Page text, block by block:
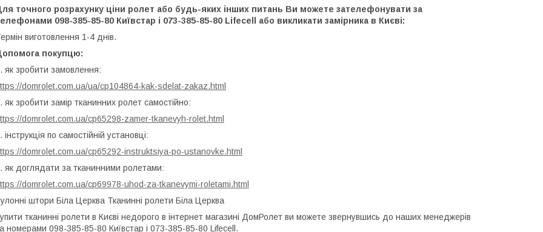
точного розрахунку ціни ролет або будь-яких інших питань Ви можете зателефонувати за
098-385-85-80 Київстар і 073-385-85-80 Lifecell або викликати замірника в Києві:
виготовлення 1-4 днів.
покупцю:
як зробити замовлення:
domrolet.com.ua/ua/cp104864-kak-sdelat-zakaz.html
як зробити замір тканинних ролет самостійно:
domrolet.com.ua/cp65298-zamer-tkanevyh-rolet.html
інструкція по самостійній установці:
domrolet.com.ua/cp65292-instruktsiya-po-ustanovke.html
як доглядати за тканинними ролетами:
domrolet.com.ua/cp69978-uhod-za-tkanevymi-roletami.html
штори Біла Церква Тканинні ролети Біла Церква
тканинні ролети в Києві недорого в інтернет магазині ДомРолет ви можете звернувшись до наших менеджерів
номерами 098-385-85-80 Київстар і 073-385-85-80 Lifecell.